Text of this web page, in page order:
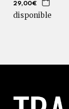
29,00€
disponible